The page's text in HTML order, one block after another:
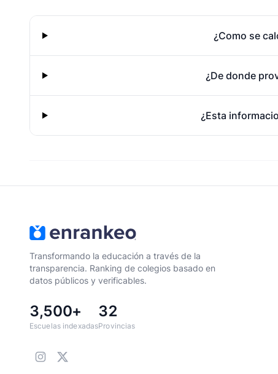
¿Como se
¿De donde
¿Esta
Transformando la educación a través de la
transparencia. Ranking de colegios basado en
datos públicos y verificables.
3,500+
Escuelas indexadas
32
Provincias